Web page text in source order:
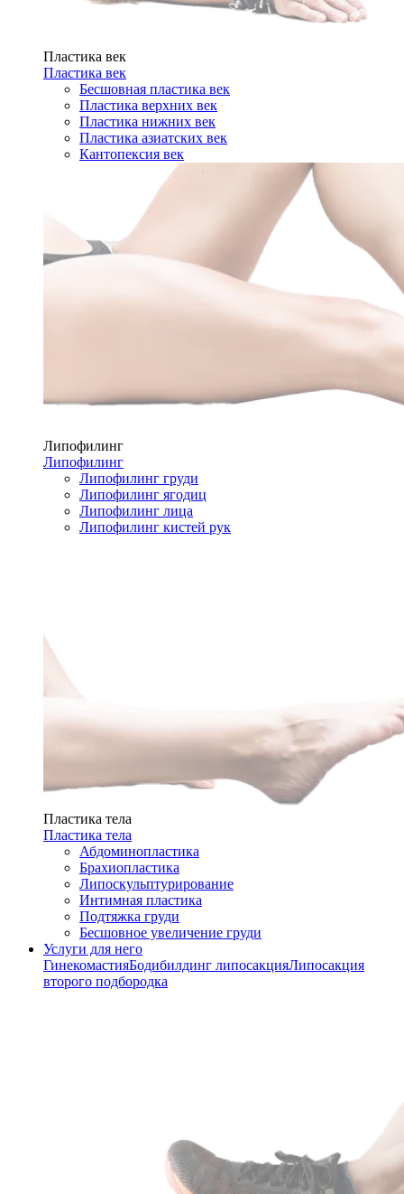
Пластика век
Пластика век
Бесшовная пластика век
Пластика верхних век
Пластика нижних век
Пластика азиатских век
Кантопексия век
Липофилинг
Липофилинг
Липофилинг груди
Липофилинг ягодиц
Липофилинг лица
Липофилинг кистей рук
Пластика тела
Пластика тела
Абдоминопластика
Брахиопластика
Липоскульптурирование
Интимная пластика
Подтяжка груди
Бесшовное увеличение груди
Услуги для него
ГинекомастияБодибилдинг липосакцияЛипосакция
второго подбородка